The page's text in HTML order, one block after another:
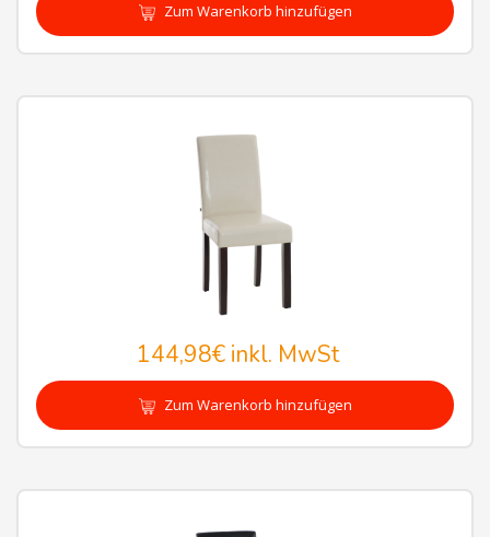
Zum Warenkorb hinzufügen
144,98€inkl. MwSt
Zum Warenkorb hinzufügen